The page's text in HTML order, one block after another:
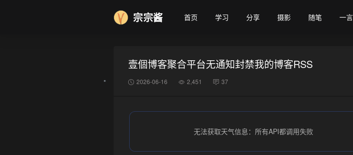
宗宗酱 首页 学习 分享 摄影 随笔 一言
壹個博客聚合平台无通知封禁我的博客RSS
2026-06-16 2,451 37
无法获取天气信息：所有API都调用失败